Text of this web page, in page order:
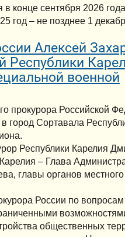
конце сентября 2026
год – не позднее 1
Алексей
Республики
военной
прокурора Российской
город Сортавала
Республики Карелия
– Глава
главы органов местного
России по вопросам
общественных